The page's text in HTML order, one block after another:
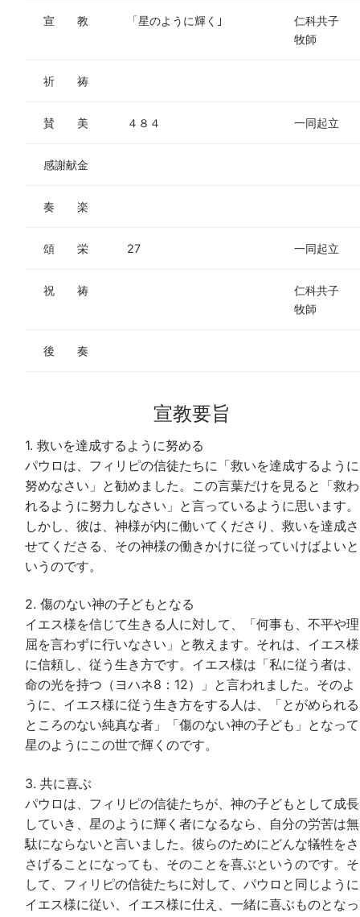
宣 教 「星のように輝く｣
仁科共子
牧師
祈 祷
賛 美 ４８４ 一同起立
感謝献金
奏 楽
頌 栄 27 一同起立
祝 祷
仁科共子
牧師
後 奏
宣教要旨
1. 救いを達成するように努める
パウロは、フィリピの信徒たちに「救いを達成するように
努めなさい」と勧めました。この言葉だけを見ると「救わ
れるように努力しなさい」と言っているように思います。
しかし、彼は、神様が内に働いてくださり、救いを達成さ
せてくださる、その神様の働きかけに従っていけばよいと
いうのです。
2. 傷のない神の子どもとなる
イエス様を信じて生きる人に対して、「何事も、不平や理
屈を言わずに行いなさい」と教えます。それは、イエス様
に信頼し、従う生き方です。イエス様は「私に従う者は、
命の光を持つ（ヨハネ8：12）」と言われました。そのよ
うに、イエス様に従う生き方をする人は、「とがめられる
ところのない純真な者」「傷のない神の子ども」となって
星のようにこの世で輝くのです。
3. 共に喜ぶ
パウロは、フィリピの信徒たちが、神の子どもとして成長
していき、星のように輝く者になるなら、自分の労苦は無
駄にならないと言いました。彼らのためにどんな犠牲をさ
さげることになっても、そのことを喜ぶというのです。そ
して、フィリピの信徒たちに対して、パウロと同じように
イエス様に従い、イエス様に仕え、一緒に喜ぶものとなっ